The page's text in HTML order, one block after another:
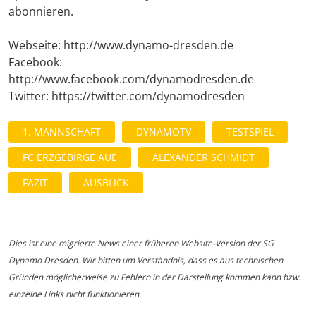
abonnieren.
Webseite: http://www.dynamo-dresden.de
Facebook:
http://www.facebook.com/dynamodresden.de
Twitter: https://twitter.com/dynamodresden
1. MANNSCHAFT DYNAMOTV
TESTSPIEL
FC ERZGEBIRGE AUE
ALEXANDER SCHMIDT
FAZIT
AUSBLICK
Dies ist eine migrierte News einer früheren Website-Version der SG
Dynamo Dresden. Wir bitten um Verständnis, dass es aus technischen
Gründen möglicherweise zu Fehlern in der Darstellung kommen kann bzw.
einzelne Links nicht funktionieren.